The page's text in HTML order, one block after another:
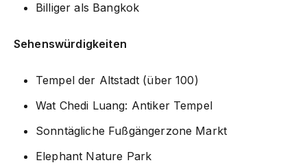
Billiger als Bangkok
Sehenswürdigkeiten
Tempel der Altstadt (über 100)
Wat Chedi Luang: Antiker Tempel
Sonntägliche Fußgängerzone Markt
Elephant Nature Park